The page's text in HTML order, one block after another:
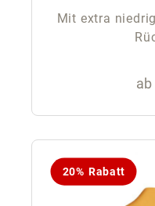
Mit extra
ab
20% Rabatt